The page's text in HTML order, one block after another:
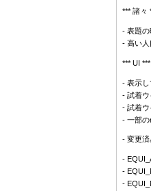
*** 諸々
- 表題
- 高い
*** UI ***
- 表示
- 試着
- 試着
- 一部の
- 変更済
-
-
-